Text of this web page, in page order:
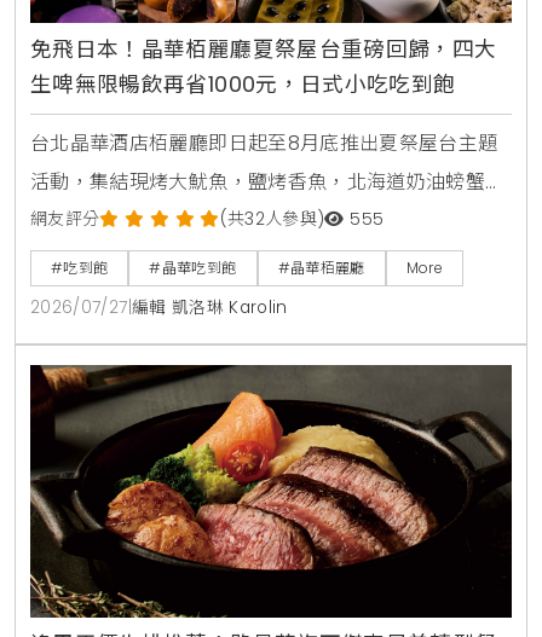
免飛日本！晶華栢麗廳夏祭屋台重磅回歸，四大
生啤無限暢飲再省1000元，日式小吃吃到飽
台北晶華酒店栢麗廳即日起至8月底推出夏祭屋台主題
活動，集結現烤大魷魚，鹽烤香魚，北海道奶油螃蟹燒
及甜蝦鮭魚親子丼等十數款日本街邊美食，搭配日本四
大生啤無限暢飲，下載晶華會APP領取折價券，4人同
行最高可折抵1000元，是暑假聚餐首選。
網友評分 (共32人參與) 555
#吃到飽 #晶華吃到飽 #晶華栢麗廳 More
2026/07/27 編輯 凱洛琳 Karolin